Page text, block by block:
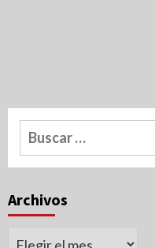
Buscar:
Archivos
Archivos